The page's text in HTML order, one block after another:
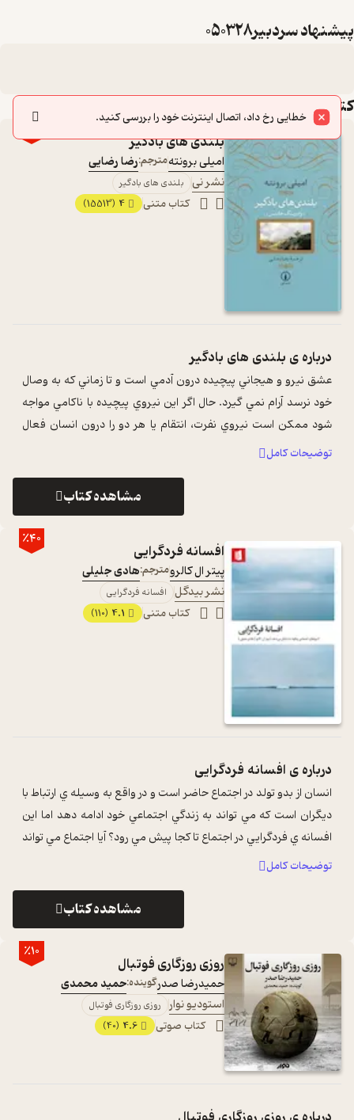
پیشنهاد سردبیر050328
کتاب‌های این لیست
بلندی های بادگیر
امیلی برونتهمترجم:رضا رضایی
نشر نی
بلندی های بادگیر
کتاب متنی 4
(15513)
درباره ی بلندی های بادگیر
عشق نيرو و هيجاني پيچيده درون آدمي است و تا زماني که به وصال
خود نرسد آرام نمي گيرد. حال اگر اين نيروي پيچيده با ناکامي مواجه
شود ممکن است نيروي نفرت، انتقام يا هر دو را درون انسان فعال
کند. در آثار ب ...... توضیحات کامل
مشاهده کتاب
٪40
افسانه فردگرایی
پیتر ال کالرومترجم:هادی جلیلی
نشر بیدگل
افسانه فردگرایی
کتاب متنی 4.1
(110)
درباره ی افسانه فردگرایی
انسان از بدو تولد در اجتماع حاضر است و در واقع به وسيله ي ارتباط با
ديگران است که مي تواند به زندگي اجتماعي خود ادامه دهد اما اين
افسانه ي فردگرايي در اجتماع تا کجا پيش مي رود؟ آيا اجتماع مي تواند
بر ...
توضیحات کامل
مشاهده کتاب
٪10
روزی روزگاری فوتبال
حمیدرضا صدرگوینده:حمید محمدی
استودیو نوار
روزی روزگاری فوتبال
کتاب صوتی 4.6
(40)
خطایی رخ داد، اتصال اینترنت خود را بررسی کنید.